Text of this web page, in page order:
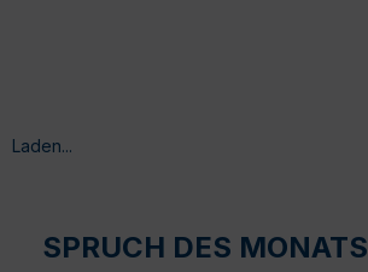
Laden...
SPRUCH DES MONATS